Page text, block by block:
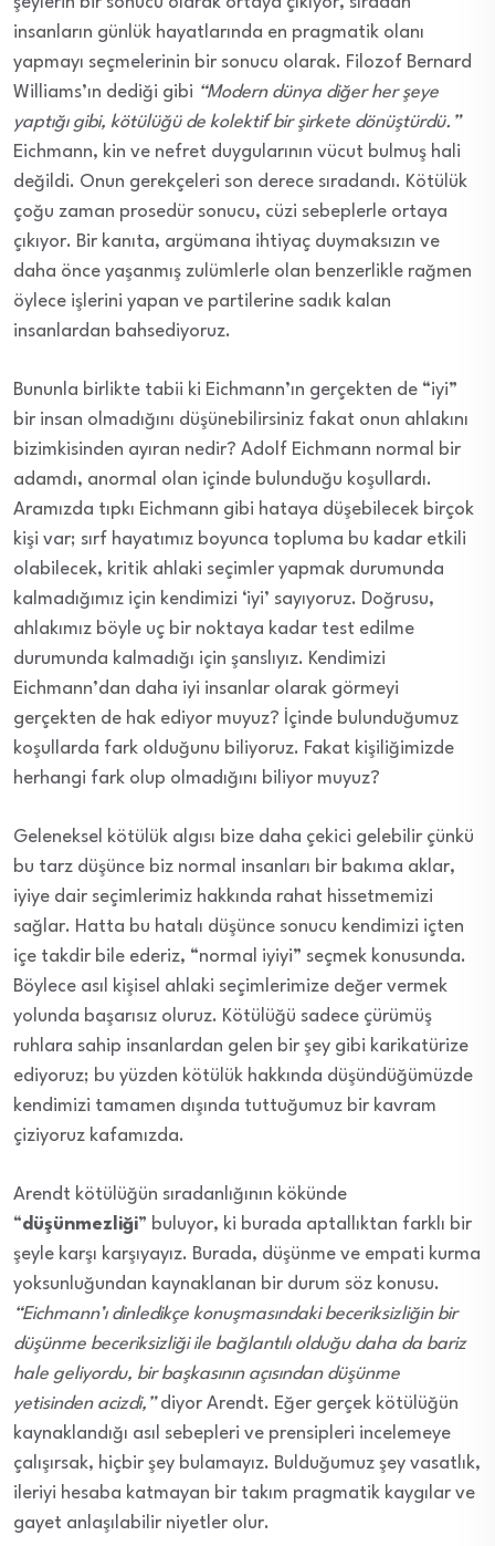
insanların günlük hayatlarında en pragmatik olanı
yapmayı seçmelerinin bir sonucu olarak. Filozof Bernard
Williams’ın dediği gibi “Modern dünya diğer her şeye
yaptığı gibi, kötülüğü de kolektif bir şirkete dönüştürdü.”
Eichmann, kin ve nefret duygularının vücut bulmuş hali
değildi. Onun gerekçeleri son derece sıradandı. Kötülük
çoğu zaman prosedür sonucu, cüzi sebeplerle ortaya
çıkıyor. Bir kanıta, argümana ihtiyaç duymaksızın ve
daha önce yaşanmış zulümlerle olan benzerlikle rağmen
öylece işlerini yapan ve partilerine sadık kalan
insanlardan bahsediyoruz.
Bununla birlikte tabii ki Eichmann’ın gerçekten de “iyi”
bir insan olmadığını düşünebilirsiniz fakat onun ahlakını
bizimkisinden ayıran nedir? Adolf Eichmann normal bir
adamdı, anormal olan içinde bulunduğu koşullardı.
Aramızda tıpkı Eichmann gibi hataya düşebilecek birçok
kişi var; sırf hayatımız boyunca topluma bu kadar etkili
olabilecek, kritik ahlaki seçimler yapmak durumunda
kalmadığımız için kendimizi ‘iyi’ sayıyoruz. Doğrusu,
ahlakımız böyle uç bir noktaya kadar test edilme
durumunda kalmadığı için şanslıyız. Kendimizi
Eichmann’dan daha iyi insanlar olarak görmeyi
gerçekten de hak ediyor muyuz? İçinde bulunduğumuz
koşullarda fark olduğunu biliyoruz. Fakat kişiliğimizde
herhangi fark olup olmadığını biliyor muyuz?
Geleneksel kötülük algısı bize daha çekici gelebilir çünkü
bu tarz düşünce biz normal insanları bir bakıma aklar,
iyiye dair seçimlerimiz hakkında rahat hissetmemizi
sağlar. Hatta bu hatalı düşünce sonucu kendimizi içten
içe takdir bile ederiz, “normal iyiyi” seçmek konusunda.
Böylece asıl kişisel ahlaki seçimlerimize değer vermek
yolunda başarısız oluruz. Kötülüğü sadece çürümüş
ruhlara sahip insanlardan gelen bir şey gibi karikatürize
ediyoruz; bu yüzden kötülük hakkında düşündüğümüzde
kendimizi tamamen dışında tuttuğumuz bir kavram
çiziyoruz kafamızda.
Arendt kötülüğün sıradanlığının kökünde
“düşünmezliği” buluyor, ki burada aptallıktan farklı bir
şeyle karşı karşıyayız. Burada, düşünme ve empati kurma
yoksunluğundan kaynaklanan bir durum söz konusu.
“Eichmann’ı dinledikçe konuşmasındaki beceriksizliğin bir
düşünme beceriksizliği ile bağlantılı olduğu daha da bariz
hale geliyordu, bir başkasının açısından düşünme
yetisinden acizdi,”diyor Arendt. Eğer gerçek kötülüğün
kaynaklandığı asıl sebepleri ve prensipleri incelemeye
çalışırsak, hiçbir şey bulamayız. Bulduğumuz şey vasatlık,
ileriyi hesaba katmayan bir takım pragmatik kaygılar ve
gayet anlaşılabilir niyetler olur.